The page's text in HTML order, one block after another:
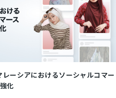
ーシアにおけるソーシャルコマー
化